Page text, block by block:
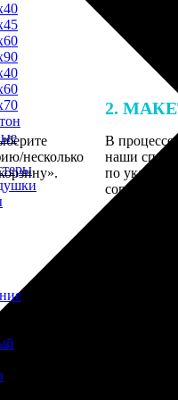
несколько
2.
В процессе
наши
по